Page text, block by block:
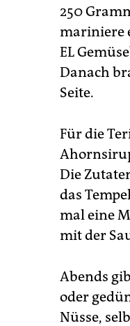
250
mariniere
EL
Danach
Seite.
Für die
Die
das
mal eine
mit der
Abends
oder
Nüsse,